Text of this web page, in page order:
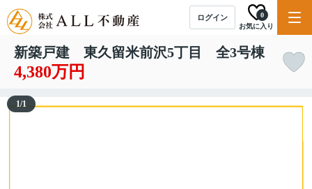
ログイン
お気に入り
0
新築戸建 東久留米前沢5丁目 全3号棟
4,380万円
1/1